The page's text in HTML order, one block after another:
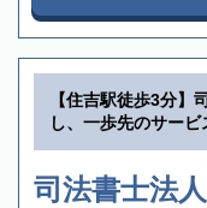
【住吉駅徒歩3分】
し、一歩先のサー
司法書士法